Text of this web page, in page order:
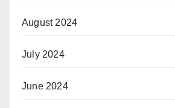
August 2024
July 2024
June 2024